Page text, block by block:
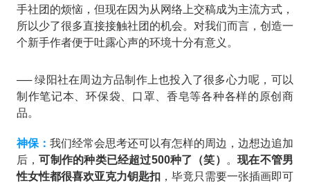
手社团的烦恼，但现在因为从网络上交稿成为主流方式，
所以少了很多直接接触社团的机会。对我们而言，创造一
个新手作者便于吐露心声的环境十分有意义。
── 绿阳社在周边方品制作上也投入了很多心力呢，可以
制作笔记本、环保袋、口罩、香皂等各种各样的原创商
品。
神保： 我们经常会思考还可以有怎样的周边，边想边追加
后，可制作的种类已经超过500种了（笑） 。现在不管男
性女性都很喜欢亚克力钥匙扣 ，毕竟只需要一张插画即可